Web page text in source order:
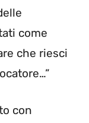
come
che riesci
con